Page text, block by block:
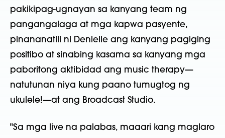
pakikipag-ugnayan sa kanyang team ng
pangangalaga at mga kapwa pasyente,
pinananatili ni Denielle ang kanyang pagiging
positibo at sinabing kasama sa kanyang mga
paboritong aktibidad ang music therapy—
natutunan niya kung paano tumugtog ng
ukulele!—at ang Broadcast Studio.
"Sa mga live na palabas, maaari kang maglaro